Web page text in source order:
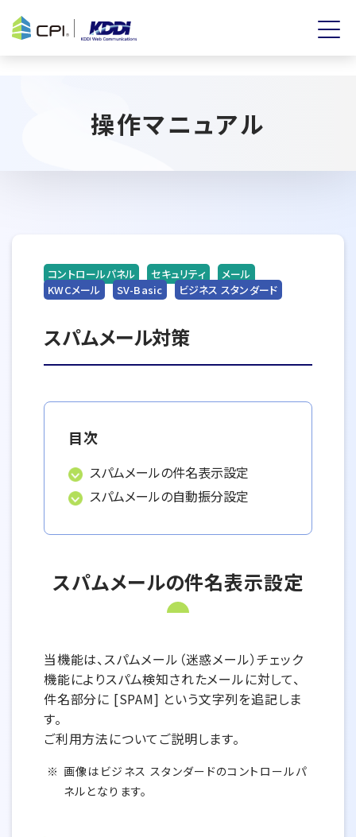
操作マニュアル
コントロールパネル セキュリティ
メール
KWCメール
SV-Basic ビジネス スタンダード
スパムメール対策
目次
スパムメールの件名表示設定
スパムメールの自動振分設定
スパムメールの件名表示設定
当機能は、スパムメール（迷惑メール）チェック
機能によりスパム検知されたメールに対して、
件名部分に [SPAM] という文字列を追記しま
す。
ご利用方法についてご説明します。
画像はビジネス スタンダードのコントロールパ
ネルとなります。